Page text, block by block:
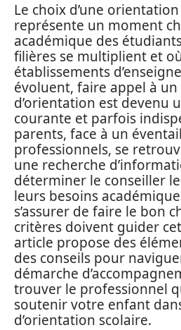
Le choix d’une
représente un moment
académique des
filières se multiplient et
établissements
évoluent, faire appel à
d’orientation est devenu
courante et parfois
parents, face à un
professionnels, se
une recherche
déterminer le conseiller
leurs besoins
s’assurer de faire le bon
critères doivent guider
article propose des
des conseils pour
démarche
trouver le professionnel
soutenir votre enfant
d’orientation scolaire.